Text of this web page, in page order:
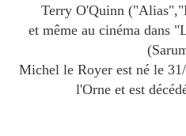
Terry O'Quinn
et même au cinéma dans
Michel le Royer est né le
l'Orne et est